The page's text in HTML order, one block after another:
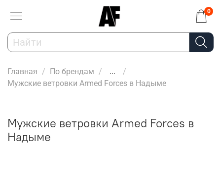
0
Главная По брендам
...
Мужские ветровки Armed Forces в Надыме
Мужские ветровки Armed Forces в
Надыме